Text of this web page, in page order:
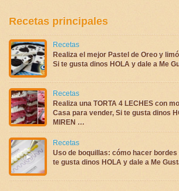
Recetas principales
Recetas
Realiza el mejor Pastel de Oreo y
Si te gusta dinos HOLA y dale a Me
Recetas
Realiza una TORTA 4 LECHES con
Casa para vender, Si te gusta dinos
MIREN …
Recetas
Uso de boquillas: cómo hacer
te gusta dinos HOLA y dale a Me